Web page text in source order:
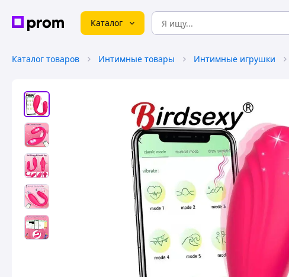
Каталог
Каталог товаров Интимные товары Интимные игрушки